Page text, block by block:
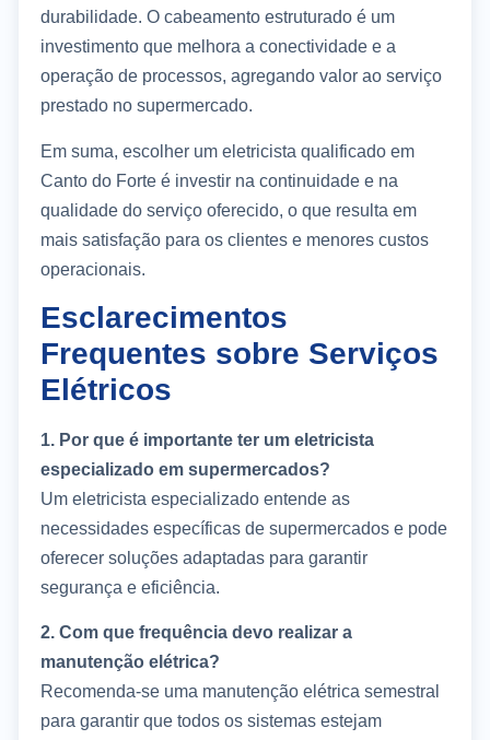
durabilidade. O cabeamento estruturado é um
investimento que melhora a conectividade e a
operação de processos, agregando valor ao serviço
prestado no supermercado.
Em suma, escolher um eletricista qualificado em
Canto do Forte é investir na continuidade e na
qualidade do serviço oferecido, o que resulta em
mais satisfação para os clientes e menores custos
operacionais.
Esclarecimentos
Frequentes sobre Serviços
Elétricos
1. Por que é importante ter um eletricista
especializado em supermercados?
Um eletricista especializado entende as
necessidades específicas de supermercados e pode
oferecer soluções adaptadas para garantir
segurança e eficiência.
2. Com que frequência devo realizar a
manutenção elétrica?
Recomenda-se uma manutenção elétrica semestral
para garantir que todos os sistemas estejam